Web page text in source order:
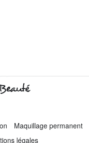
Maquillage permanent
légales